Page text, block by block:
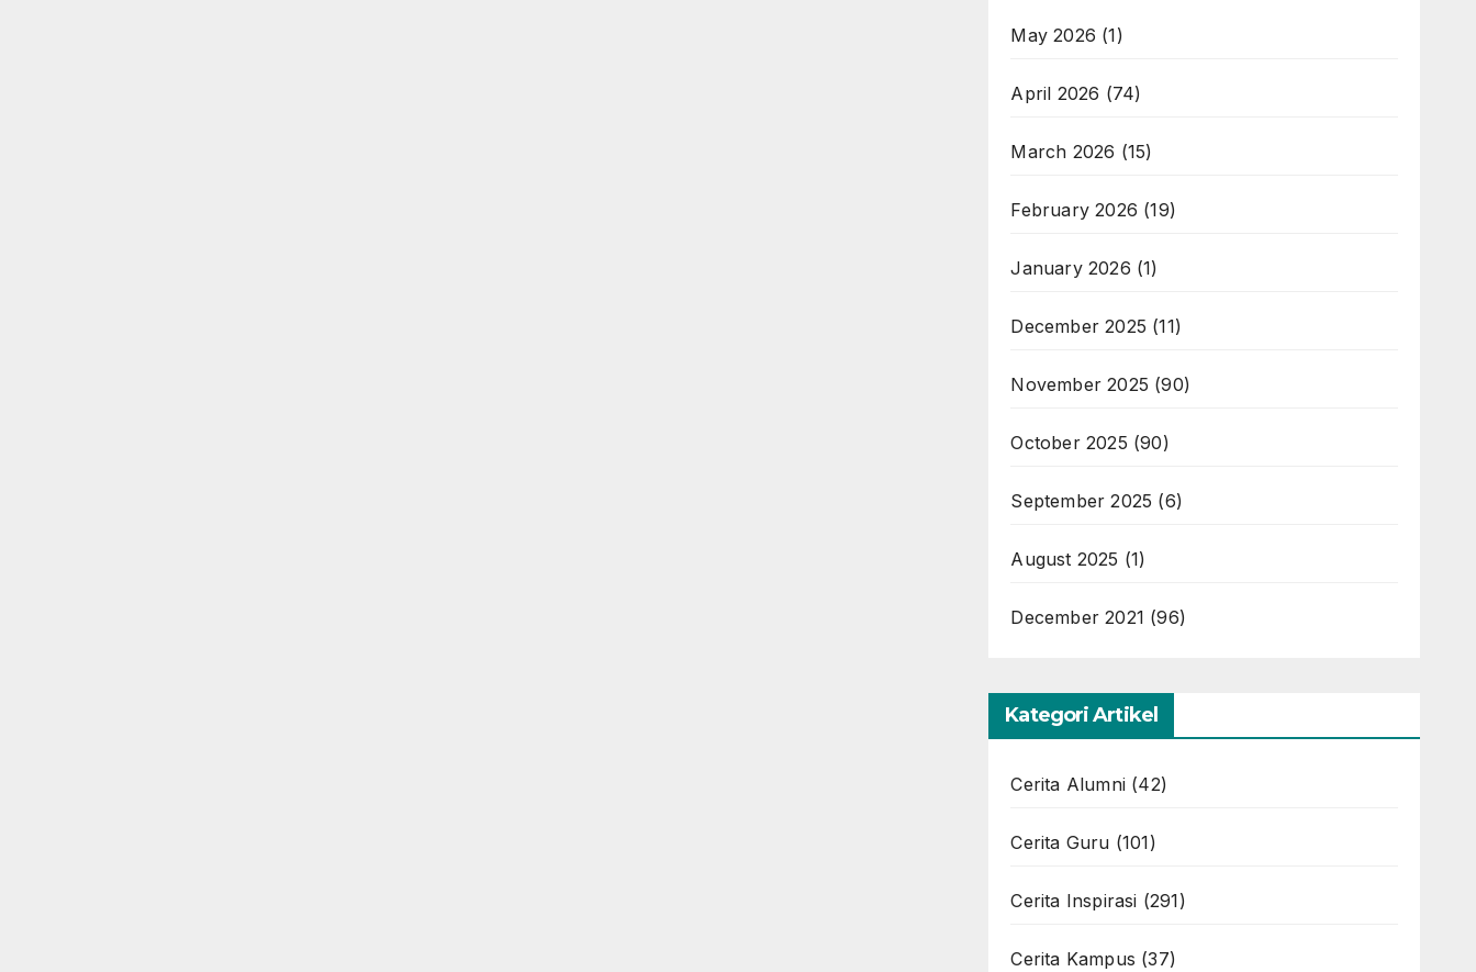
May 2026 (1)
April 2026 (74)
March 2026 (15)
February 2026 (19)
January 2026 (1)
December 2025 (11)
November 2025 (90)
October 2025 (90)
September 2025 (6)
August 2025 (1)
December 2021 (96)
Kategori Artikel
Cerita Alumni(42)
Cerita Guru (101)
Cerita Inspirasi (291)
Cerita Kampus (37)